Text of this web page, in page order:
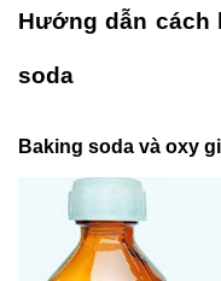
Hướng dẫn cách
soda
Baking soda và oxy